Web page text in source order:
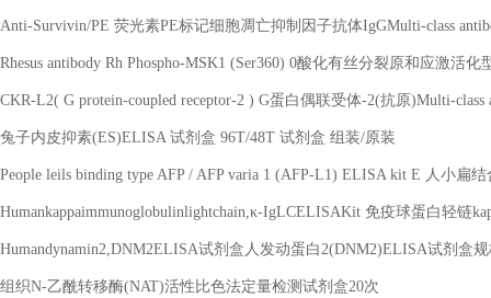
Anti-Survivin/PE 荧光素PE标记细胞凋亡抑制因子抗体IgGMulti-class
Rhesus antibody Rh Phospho-MSK1 (Ser360) 0酸化有丝分裂原和应激活化
CKR-L2( G protein-coupled receptor-2 ) G蛋白偶联受体-2(抗原)Multi-class
兔子内皮抑素(ES)ELISA 试剂盒 96T/48T 试剂盒 组装/原装
People leils binding type AFP / AFP varia 1 (AFP-L1) ELISA kit E 人小扁
Humankappaimmunoglobulinlightchain,κ-IgLCELISAKit 免疫球蛋白轻链
Humandynamin2,DNM2ELISA试剂盒人发动蛋白2(DNM2)ELISA试剂盒
组织N-乙酰转移酶(NAT)活性比色法定量检测试剂盒20次